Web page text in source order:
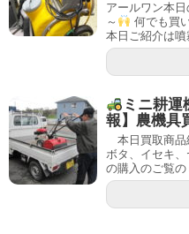
アールワン本
～
何でも買
本日ご紹介は
ミニ耕
報】農機具
本日買取商
ボタ、イセキ
の購入のご覧